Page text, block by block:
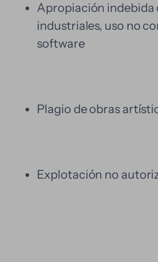
Apropiación indebida
industriales, uso no
software
Plagio de obras
Explotación no